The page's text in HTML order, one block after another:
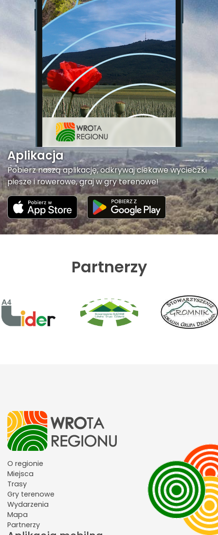
Aplikacja
Pobierz naszą aplikację, odkrywaj ciekawe wycieczki
piesze i rowerowe, graj w gry terenowe!
Partnerzy
O regionie
Miejsca
Trasy
Gry terenowe
Wydarzenia
Mapa
Partnerzy